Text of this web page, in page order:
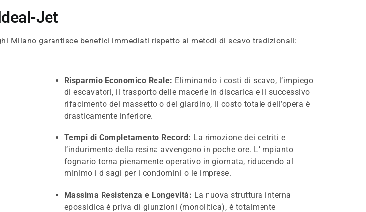
Jet
Milano garantisce benefici immediati rispetto ai metodi di scavo tradizionali:
Risparmio Economico Reale: Eliminando i costi di scavo, l’impiego
di escavatori, il trasporto delle macerie in discarica e il successivo
rifacimento del massetto o del giardino, il costo totale dell’opera è
drasticamente inferiore.
Tempi di Completamento Record: La rimozione dei detriti e
l’indurimento della resina avvengono in poche ore. L’impianto
fognario torna pienamente operativo in giornata, riducendo al
minimo i disagi per i condomini o le imprese.
Massima Resistenza e Longevità: La nuova struttura interna
epossidica è priva di giunzioni (monolitica), è totalmente